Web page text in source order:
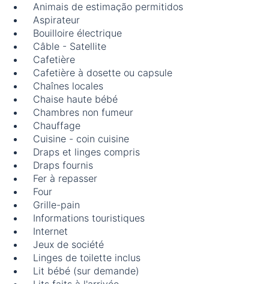
Animais de estimação permitidos
Aspirateur
Bouilloire électrique
Câble - Satellite
Cafetière
Cafetière à dosette ou capsule
Chaînes locales
Chaise haute bébé
Chambres non fumeur
Chauffage
Cuisine - coin cuisine
Draps et linges compris
Draps fournis
Fer à repasser
Four
Grille-pain
Informations touristiques
Internet
Jeux de société
Linges de toilette inclus
Lit bébé (sur demande)